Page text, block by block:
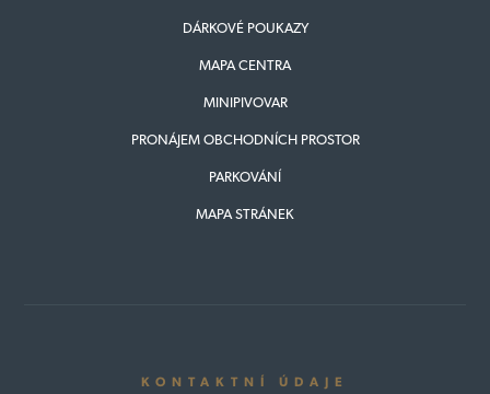
DÁRKOVÉ POUKAZY
MAPA CENTRA
MINIPIVOVAR
PRONÁJEM OBCHODNÍCH PROSTOR
PARKOVÁNÍ
MAPA STRÁNEK
KONTAKTNÍ ÚDAJE